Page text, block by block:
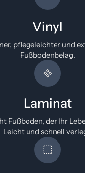
Vinyl
pflegeleichter und
Fußbodenbelag.
Laminat
Fußboden, der Ihr
Leicht und schnell